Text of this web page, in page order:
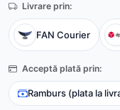
Livrare prin:
FAN Courier
Acceptă plată prin:
Ramburs (plata la